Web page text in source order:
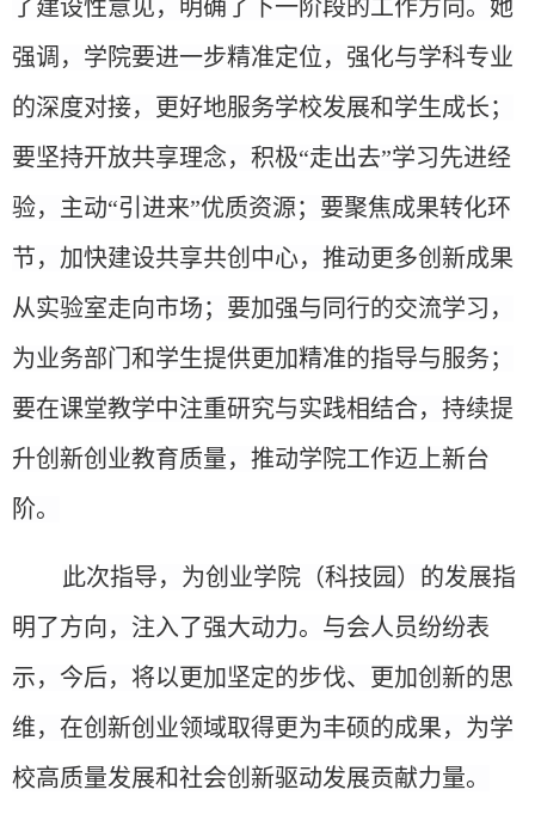
了建设性意见，明确了下一阶段的工作方向。她
强调， 学院要进一步精准定位，强化与学科专业
的深度对接，
更好地服务学校发展和学生成长；
要坚持开放共享理念，积极“走出去”学习先进经
验，主动“引进来”优质资源；要聚焦成果转化环
节，加快建设共享共创中心，推动更多创新成果
从实验室走向市场； 要加强与同行的交流学习 ，
为业务部门和学生提供更加精准的指导与服务；
要在课堂教学中注重研究与实践相结合，持续提
升创新创业教育质量，推动学院工作迈上新台
阶。
此次指导， 为创业学院（科技园）的发展指
明了方向，注入了强大动力。 与会人员纷纷表
示，今后， 将以更加坚定的步伐、更加创新的思
维，在创新创业领域取得更为丰硕的成果，为学
校高质量发展和社会创新驱动发展贡献力量。